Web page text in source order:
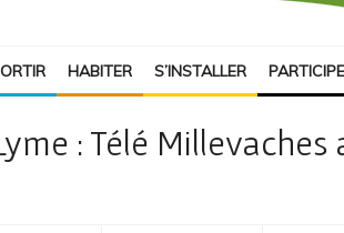
HABITER S’INSTALLER
: Télé Millevaches